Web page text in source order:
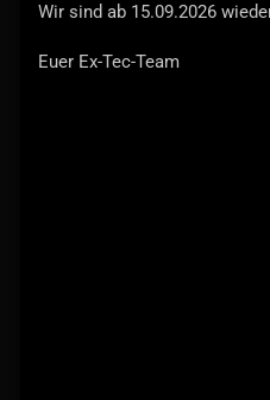
Wir sind ab 15.09.2026
Euer Ex-Tec-Team